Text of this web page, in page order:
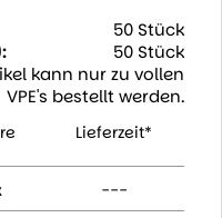
50 Stück
50 Stück
kann nur zu vollen
VPE's bestellt werden.
Lieferzeit*
---